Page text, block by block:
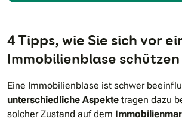
4 Tipps, wie Sie sich vor
Immobilienblase
Eine Immobilienblase ist schwer
unterschiedliche Aspekte tragen dazu
solcher Zustand auf dem